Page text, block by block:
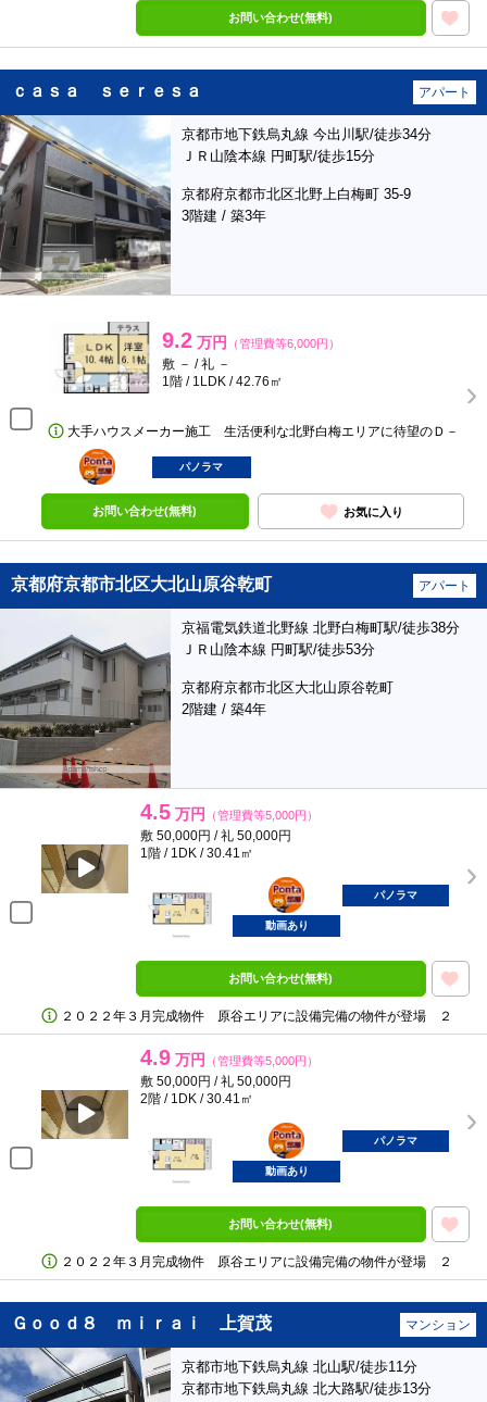
お問い合わせ(無料)
ｃａｓａ ｓｅｒｅｓａ アパート
京都市地下鉄烏丸線 今出川駅/徒歩34分
ＪＲ山陰本線 円町駅/徒歩15分
京都府京都市北区北野上白梅町 35-9
3階建 / 築3年
9.2 万円 （管理費等6,000円）
敷 － / 礼 －
1階 / 1LDK / 42.76㎡
大手ハウスメーカー施工 生活便利な北野白梅エリアに待望のＤ－
ポンタ
部屋
パノラマ
お問い合わせ(無料) お気に入り
京都府京都市北区大北山原谷乾町 アパート
京福電気鉄道北野線 北野白梅町駅/徒歩38分
ＪＲ山陰本線 円町駅/徒歩53分
京都府京都市北区大北山原谷乾町
2階建 / 築4年
4.5 万円 （管理費等5,000円）
敷 50,000円 / 礼 50,000円
1階 / 1DK / 30.41㎡
ポンタ
部屋
パノラマ
動画あり
お問い合わせ(無料)
２０２２年３月完成物件 原谷エリアに設備完備の物件が登場 ２
4.9 万円 （管理費等5,000円）
敷 50,000円 / 礼 50,000円
2階 / 1DK / 30.41㎡
ポンタ
部屋
パノラマ
動画あり
お問い合わせ(無料)
２０２２年３月完成物件 原谷エリアに設備完備の物件が登場 ２
Ｇｏｏｄ８ ｍｉｒａｉ 上賀茂 マンション
京都市地下鉄烏丸線 北山駅/徒歩11分
京都市地下鉄烏丸線 北大路駅/徒歩13分